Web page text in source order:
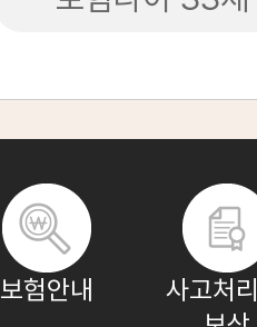
보험나이 70세
보험나이 22세
보험나이 75세
보험안내
사고처